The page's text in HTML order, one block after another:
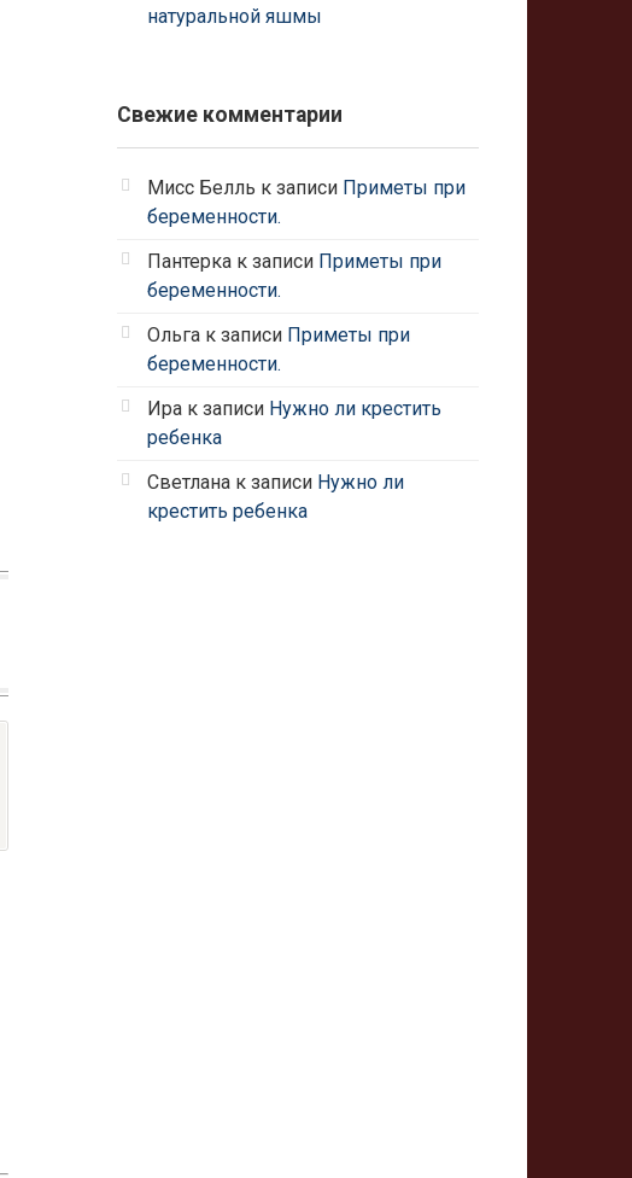
натуральной яшмы
Свежие комментарии
Мисс Белль к записи Приметы при
беременности.
Пантерка к записи Приметы при
беременности.
Ольга к записи Приметы при
беременности.
Ира к записи Нужно ли крестить
ребенка
Светлана к записи Нужно ли
крестить ребенка